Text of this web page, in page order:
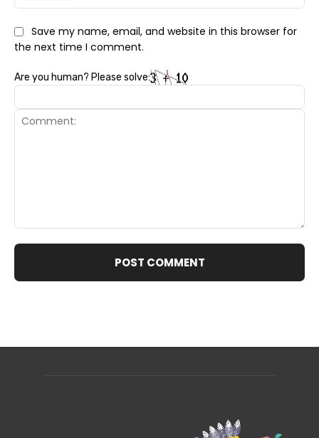
Save my name, email, and website in this browser for
the next time I comment.
Are you human? Please solve: